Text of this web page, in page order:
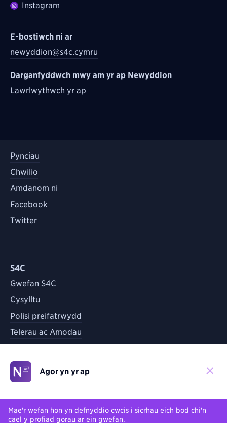
Instagram
E-bostiwch ni ar
newyddion@s4c.cymru
Darganfyddwch mwy am yr ap Newyddion
Lawrlwythwch yr ap
Pynciau
Chwilio
Amdanom ni
Facebook
Twitter
S4C
Gwefan S4C
Cysylltu
Polisi preifatrwydd
Telerau ac Amodau
Yn ôl i'r brig
Mae'r wefan hon yn defnyddio cwcis i sicrhau eich bod chi'n
cael y profiad gorau ar ein gwefan.
Agor yn yr ap